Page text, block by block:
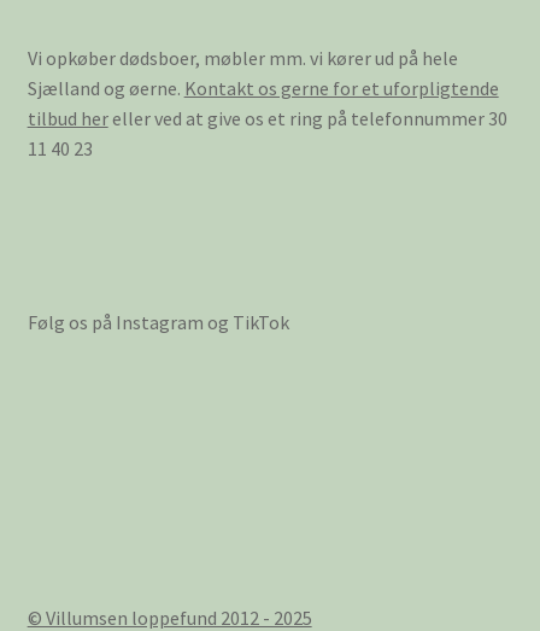
Vi opkøber dødsboer, møbler mm. vi kører ud på hele
Sjælland og øerne. Kontakt os gerne for et uforpligtende
tilbud hereller ved at give os et ring på telefonnummer 30
11 40 23
Følg os på Instagram og TikTok
© Villumsen loppefund 2012 - 2025